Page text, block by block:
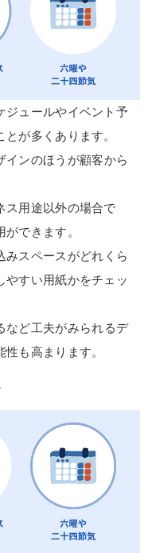
ジュールやイベント予
が多くあります。
インのほうが顧客から
ス用途以外の場合で
できます。
みスペースがどれくら
やすい用紙かをチェッ
など工夫がみられるデ
も高まります。